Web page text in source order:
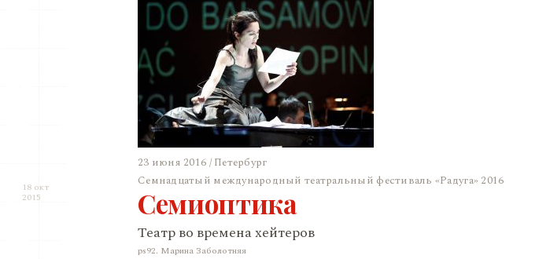
18 окт
2015
23 июня 2016 / Петербург
Семнадцатый международный театральный фестиваль «Радуга» 2016
Семиоптика
Театр во времена хейтеров
ps92. Марина Заболотняя